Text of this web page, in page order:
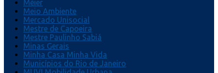
Méier
Meio Ambiente
Mercado Unisocial
Mestre de Capoeira
Mestre Paulinho Sabiá
Minas Gerais
Minha Casa Minha Vida
Municípios do Rio de Janeiro